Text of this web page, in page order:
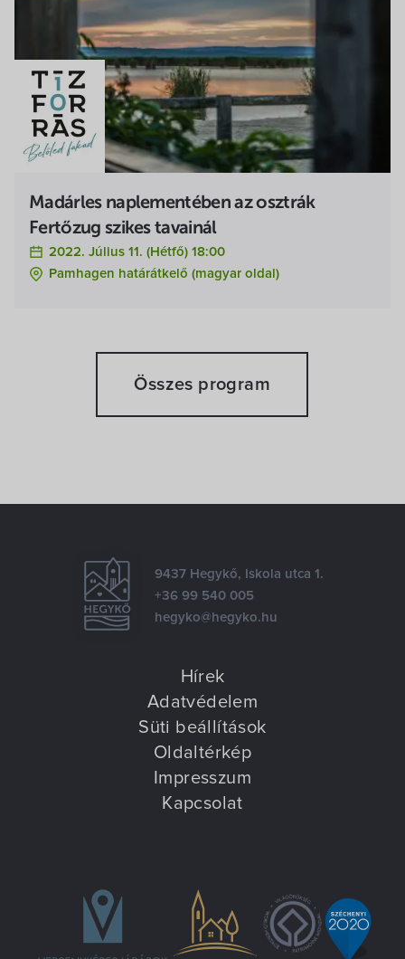
Madárles naplementében az osztrák
Fertőzug szikes tavainál
2022. Július 11. (hétfő) 18:00
Pamhagen határátkelő (magyar oldal)
Összes program
9437 Hegykő, Iskola utca 1.
+36 99 540 005
hegyko@hegyko.hu
Hírek
Adatvédelem
Süti beállítások
Oldaltérkép
Impresszum
Kapcsolat